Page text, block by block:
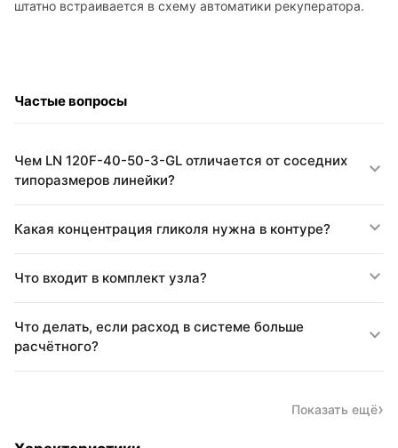
штатно встраивается в схему автоматики рекуператора.
Частые вопросы
Чем LN 120F-40-50-3-GL отличается от соседних
типоразмеров линейки?
Какая концентрация гликоля нужна в контуре?
Что входит в комплект узла?
Что делать, если расход в системе больше
расчётного?
Показать ещё